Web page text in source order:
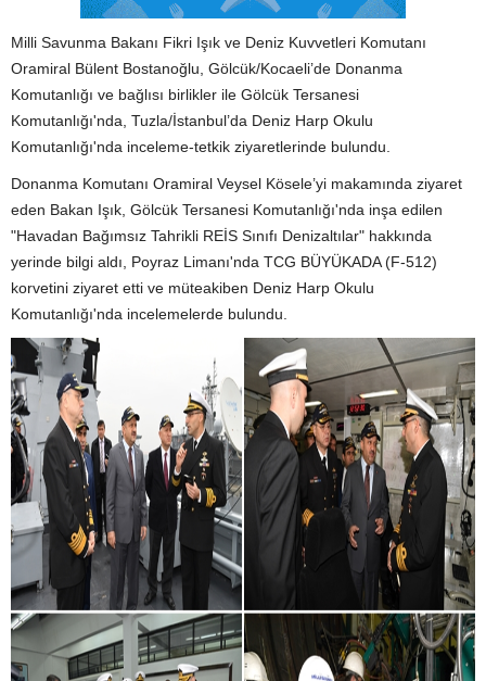
Milli Savunma Bakanı Fikri Işık ve Deniz Kuvvetleri Komutanı
Oramiral Bülent Bostanoğlu, Gölcük/Kocaeli’de Donanma
Komutanlığı ve bağlısı birlikler ile Gölcük Tersanesi
Komutanlığı'nda, Tuzla/İstanbul’da Deniz Harp Okulu
Komutanlığı'nda inceleme-tetkik ziyaretlerinde bulundu.
Donanma Komutanı Oramiral Veysel Kösele’yi makamında ziyaret
eden Bakan Işık, Gölcük Tersanesi Komutanlığı'nda inşa edilen
"Havadan Bağımsız Tahrikli REİS Sınıfı Denizaltılar" hakkında
yerinde bilgi aldı, Poyraz Limanı'nda TCG BÜYÜKADA (F-512)
korvetini ziyaret etti ve müteakiben Deniz Harp Okulu
Komutanlığı'nda incelemelerde bulundu.